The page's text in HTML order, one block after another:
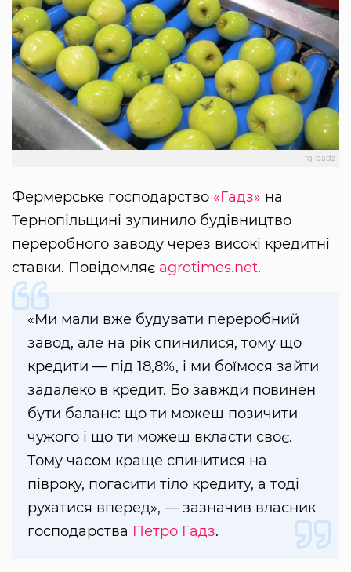
fg-gadz
Фермерське господарство «Гадз» на
Тернопільщині зупинило будівництво
переробного заводу через високі кредитні
ставки. Повідомляє agrotimes.net.
«Ми мали вже будувати переробний
завод, але на рік спинилися, тому що
кредити — під 18,8%, і ми боїмося зайти
задалеко в кредит. Бо завжди повинен
бути баланс: що ти можеш позичити
чужого і що ти можеш вкласти своє.
Тому часом краще спинитися на
півроку, погасити тіло кредиту, а тоді
рухатися вперед», — зазначив власник
господарства Петро Гадз.